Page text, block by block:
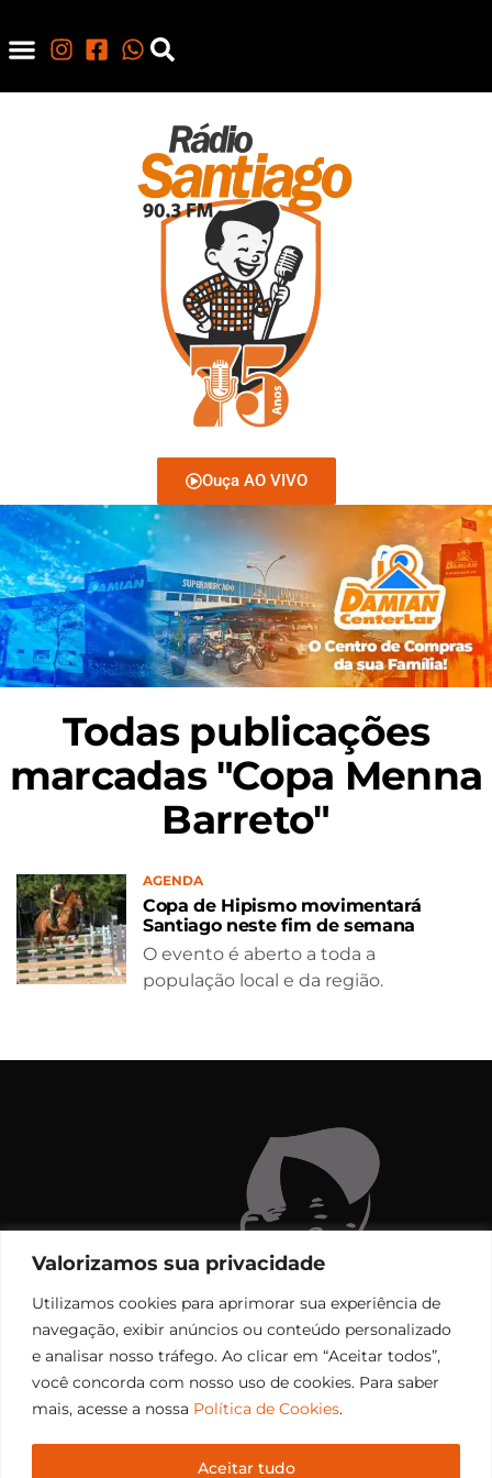
Valorizamos sua privacidade
Utilizamos cookies para aprimorar sua experiência de
navegação, exibir anúncios ou conteúdo personalizado
e analisar nosso tráfego. Ao clicar em “Aceitar todos”,
você concorda com nosso uso de cookies. Para saber
mais, acesse a nossa Política de Cookies.
Aceitar tudo
Ouça AO VIVO
Todas publicações
marcadas "Copa Menna
Barreto"
AGENDA
Copa de Hipismo movimentará
Santiago neste fim de semana
O evento é aberto a toda a
população local e da região.